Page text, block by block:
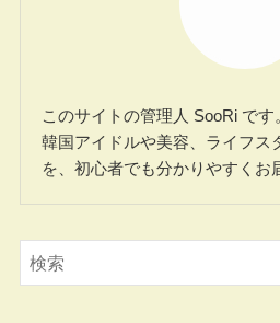
このサイトの管理人 SooRi です
韓国アイドルや美容、ライフス
を、初心者でも分かりやすくお